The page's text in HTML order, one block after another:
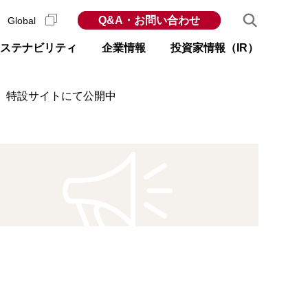
テナビリティ 企業情報 投資家情報（IR）
Global Q&A・お問い合わせ
設サイトにて公開中